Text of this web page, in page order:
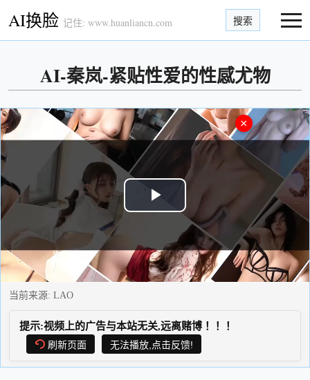
AI换脸 记住: www.huanliancn.com 搜索
AI-秦岚-紧贴性爱的性感尤物
Play
Video
×
当前来源: LAO
提示:视频上的广告与本站无关,远离赌博！！！
刷新页面
无法播放,点击反馈!